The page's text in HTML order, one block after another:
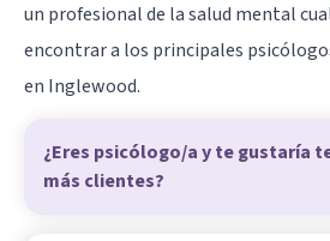
un profesional de la salud mental
encontrar a los principales
en Inglewood.
¿Eres psicólogo/a y te gustaría
más clientes?